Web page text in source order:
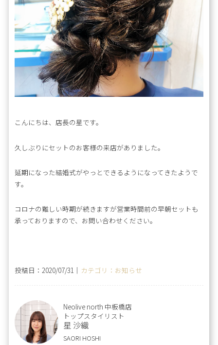
こんにちは、店長の星です。
久しぶりにセットのお客様の来店がありました。
延期になった結婚式がやっとできるようになってきたようで
す。
コロナの難しい時期が続きますが営業時間前の早朝セットも
承っておりますので、お問い合わせください。
投稿日：2020/07/31｜ カテゴリ：お知らせ
Neolive north 中板橋店
トップスタイリスト
星 沙織
SAORI HOSHI